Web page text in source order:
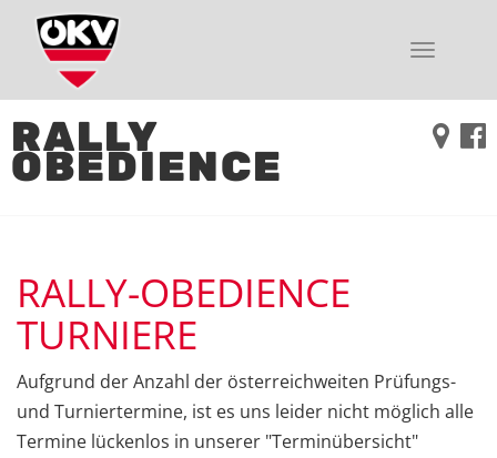
Toggle
RALLY
OBEDIENCE
RALLY-OBEDIENCE
TURNIERE
Aufgrund der Anzahl der österreichweiten Prüfungs-
und Turniertermine, ist es uns leider nicht möglich alle
Termine lückenlos in unserer "Terminübersicht"